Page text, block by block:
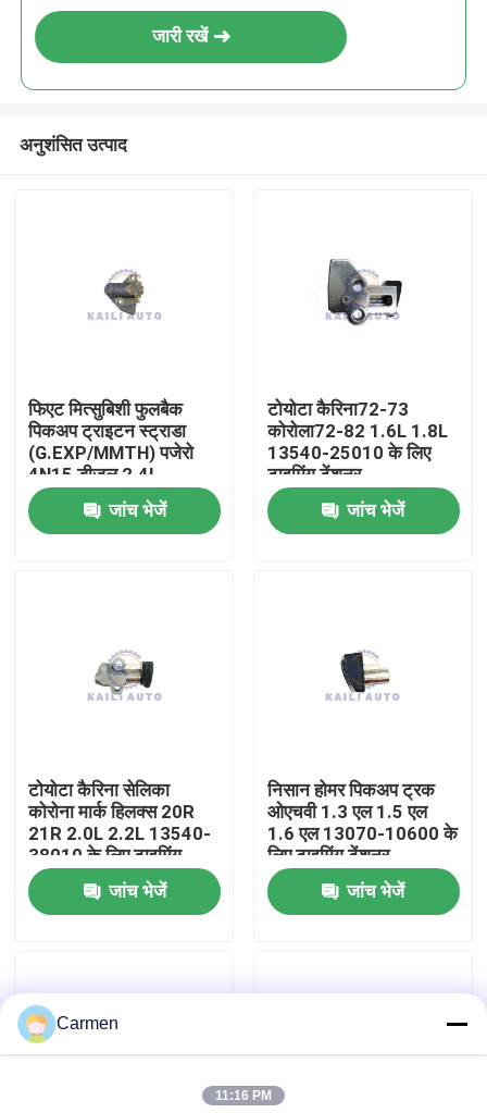
घर
हमारे बारे में
गुणवत्ता नियंत्रण
हमसे संपर्क करें
बोली मांगें
जारी रखें
अनुशंसित उत्पाद
फिएट मित्सुबिशी फुलबैक
पिकअप ट्राइटन स्ट्राडा
(G.EXP/MMTH) पजेरो
4N15 डीजल 2.4L
6000605100 के लिए
टाइमिंग टेंशनरजांच भेजें
टोयोटा कैरिना72-73
कोरोला72-82 1.6L 1.8L
13540-25010 के लिए
टाइमिंग टेंशनर
जांच भेजें
टोयोटा कैरिना सेलिका
कोरोना मार्क हिलक्स 20R
21R 2.0L 2.2L 13540-
38010 के लिए टाइमिंग
टेंशनर
जांच भेजें
निसान होमर पिकअप ट्रक
ओएचवी 1.3 एल 1.5 एल
1.6 एल 13070-10600 के
लिए टाइमिंग टेंशनर
जांच भेजें
Carmen
11:16 PM